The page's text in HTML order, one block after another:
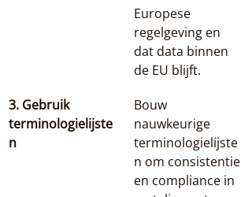
Europese
regelgeving en
dat data binnen
de EU blijft.
3. Gebruik
terminologielijste
n
Bouw
nauwkeurige
terminologielijste
n om consistentie
en compliance in